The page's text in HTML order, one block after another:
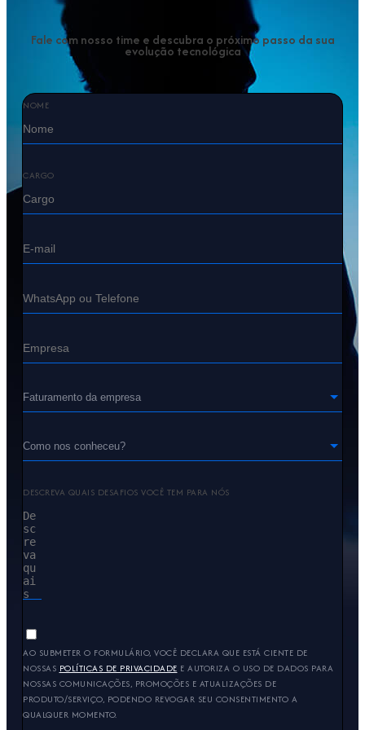
Fale com nosso time e descubra o próximo passo da sua
evolução tecnológica
NOME
CARGO
DESCREVA QUAIS DESAFIOS VOCÊ TEM PARA NÓS
AO SUBMETER O FORMULÁRIO, VOCÊ DECLARA QUE ESTÁ CIENTE DE
NOSSAS POLÍTICAS DE PRIVACIDADE E AUTORIZA O USO DE DADOS PARA
NOSSAS COMUNICAÇÕES, PROMOÇÕES E ATUALIZAÇÕES DE
PRODUTO/SERVIÇO, PODENDO REVOGAR SEU CONSENTIMENTO A
QUALQUER MOMENTO.